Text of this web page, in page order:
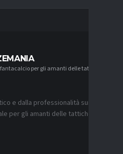
per gli amanti delle tattiche
e dalla professionalità sui
per gli amanti delle tattiche